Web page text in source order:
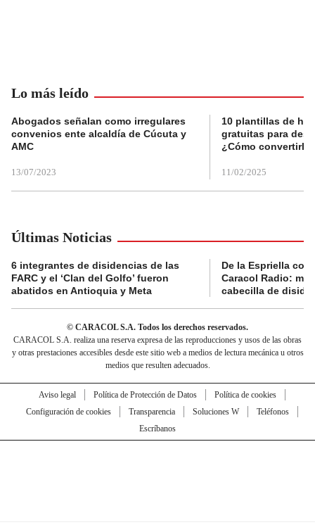
Lo más leído
Abogados señalan como irregulares
convenios ente alcaldía de Cúcuta y
AMC
13/07/2023
10 plantillas de
gratuitas para
¿Cómo convertirla
11/02/2025
Últimas Noticias
6 integrantes de disidencias de las
FARC y el ‘Clan del Golfo’ fueron
abatidos en Antioquia y Meta
De la Espriella
Caracol Radio:
cabecilla de
© CARACOL S.A. Todos los derechos reservados.
CARACOL S.A. realiza una reserva expresa de las reproducciones y usos de las obras
y otras prestaciones accesibles desde este sitio web a medios de lectura mecánica u otros
medios que resulten adecuados.
Aviso legal Política de Protección de Datos
Política de cookies
Configuración de cookies
Transparencia Soluciones W
Teléfonos
Escríbanos